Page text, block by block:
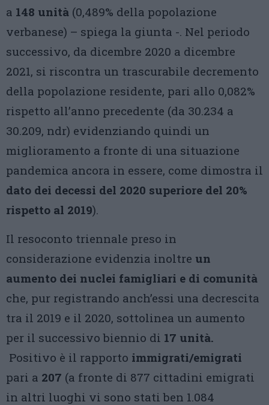
a 148 unità (0,489% della popolazione
verbanese) – spiega la giunta -. Nel periodo
successivo, da dicembre 2020 a dicembre
2021, si riscontra un trascurabile decremento
della popolazione residente, pari allo 0,082%
rispetto all’anno precedente (da 30.234 a
30.209, ndr) evidenziando quindi un
miglioramento a fronte di una situazione
pandemica ancora in essere, come dimostra il
dato dei decessi del 2020 superiore del 20%
rispetto al 2019).
Il resoconto triennale preso in
considerazione evidenzia inoltre un
aumento dei nuclei famigliari e di comunità
che, pur registrando anch’essi una decrescita
tra il 2019 e il 2020, sottolinea un aumento
per il successivo biennio di 17 unità.
Positivo è il rapporto immigrati/emigrati
pari a 207 (a fronte di 877 cittadini emigrati
in altri luoghi vi sono stati ben 1.084